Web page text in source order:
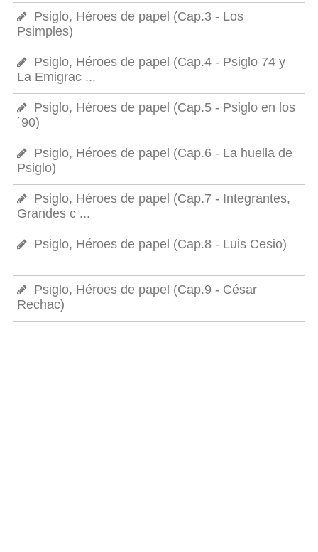
Psiglo, Héroes de papel (Cap.3 - Los
Psimples)
Psiglo, Héroes de papel (Cap.4 - Psiglo 74 y
La Emigrac ...
Psiglo, Héroes de papel (Cap.5 - Psiglo en los
´90)
Psiglo, Héroes de papel (Cap.6 - La huella de
Psiglo)
Psiglo, Héroes de papel (Cap.7 - Integrantes,
Grandes c ...
Psiglo, Héroes de papel (Cap.8 - Luis Cesio)
Psiglo, Héroes de papel (Cap.9 - César
Rechac)